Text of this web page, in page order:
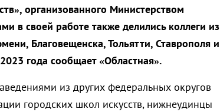
организованного Министерством
в своей работе также делились коллеги из
Благовещенска, Тольятти, Ставрополя и
года сообщает «Областная».
из других федеральных округов
городских школ искусств, нижнеудинцы